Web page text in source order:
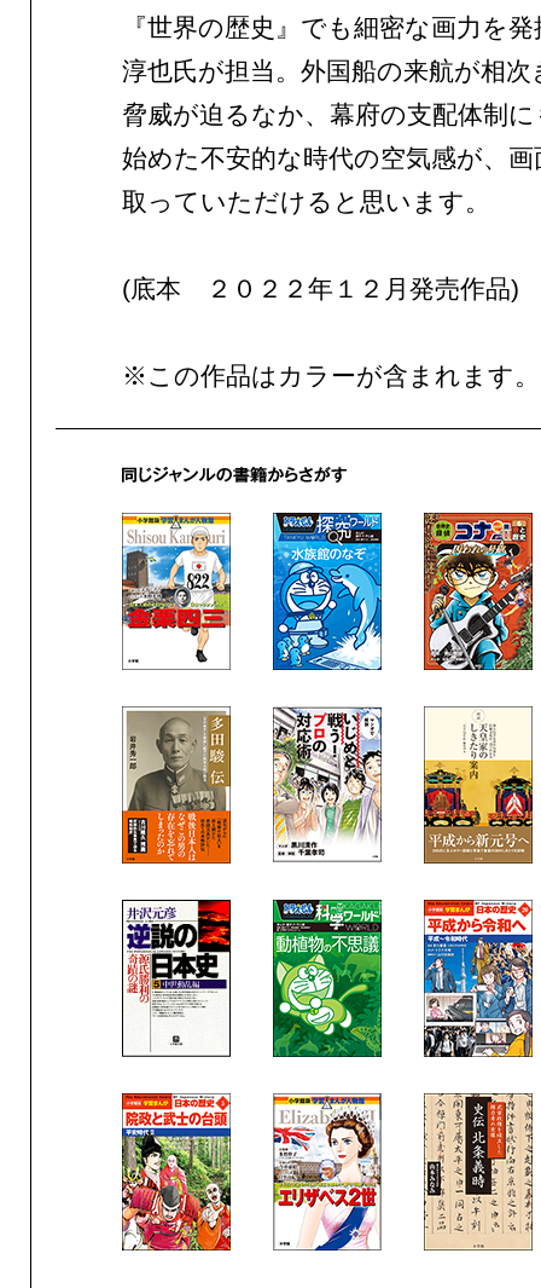
『世界の歴史』でも細密な画力を
淳也氏が担当。外国船の来航が相次
脅威が迫るなか、幕府の支配体制
始めた不安的な時代の空気感が、
取っていただけると思います。
(底本 ２０２２年１２月発売作品)
※この作品はカラーが含まれます。